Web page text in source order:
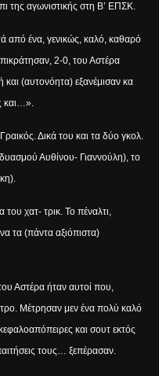
της αγωνιστικής στη Β’ ΕΠΣΚ.
από ένα, γενικώς, καλό, καθαρό
2-0, του Αστέρα
(αυτονόητα) εξανέμισαν κα
και…».
Δικά του και τα δύο γκολ.
Αυθίνου- Γιαννούλη), το
του χατ- τρικ. Το πέναλτι,
τα (πάντα αξιόπιστα)
Αστέρα ήταν αυτοί που,
Μέτρησαν μεν ένα πολύ καλό
και σουτ εκτός
τους… ξεπέρασαν.